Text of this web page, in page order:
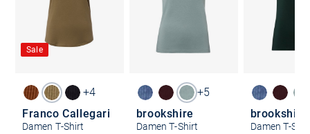
Sale
+4
Franco Callegari
Damen T-Shirt
+5
brookshire
Damen T-Shirt
brookshire
Damen T-